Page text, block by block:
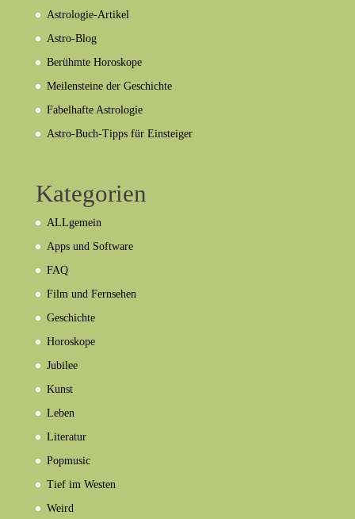
Astrologie-Artikel
Astro-Blog
Berühmte Horoskope
Meilensteine der Geschichte
Fabelhafte Astrologie
Astro-Buch-Tipps für Einsteiger
Kategorien
ALLgemein
Apps und Software
FAQ
Film und Fernsehen
Geschichte
Horoskope
Jubilee
Kunst
Leben
Literatur
Popmusic
Tief im Westen
Weird